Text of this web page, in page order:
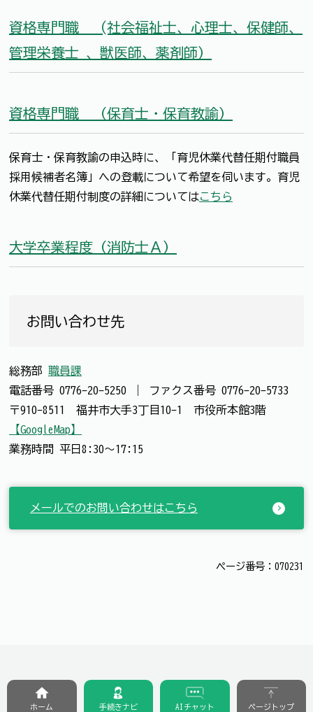
資格専門職 (社会福祉士、心理士、保健師、
管理栄養士 、獣医師、薬剤師）
資格専門職 （保育士・保育教諭）
保育士・保育教諭の申込時に、「育児休業代替任期付職員
採用候補者名簿」への登載について希望を伺います。育児
休業代替任期付制度の詳細についてはこちら
大学卒業程度（消防士Ａ）
お問い合わせ先
総務部 職員課
電話番号 0776-20-5250 ファクス番号 0776-20-5733
〒910-8511 福井市大手3丁目10-1 市役所本館3階
【GoogleMap】
業務時間 平日8:30～17:15
メールでのお問い合わせはこちら
ページ番号：070231
ホーム 手続きナビ AIチャット ページトップ